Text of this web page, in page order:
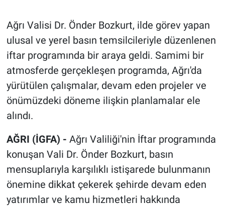
Ağrı Valisi Dr. Önder Bozkurt, ilde görev yapan
ulusal ve yerel basın temsilcileriyle düzenlenen
iftar programında bir araya geldi. Samimi bir
atmosferde gerçekleşen programda, Ağrı'da
yürütülen çalışmalar, devam eden projeler ve
önümüzdeki döneme ilişkin planlamalar ele
alındı.
AĞRI (İGFA) - Ağrı Valiliği'nin İftar programında
konuşan Vali Dr. Önder Bozkurt, basın
mensuplarıyla karşılıklı istişarede bulunmanın
önemine dikkat çekerek şehirde devam eden
yatırımlar ve kamu hizmetleri hakkında